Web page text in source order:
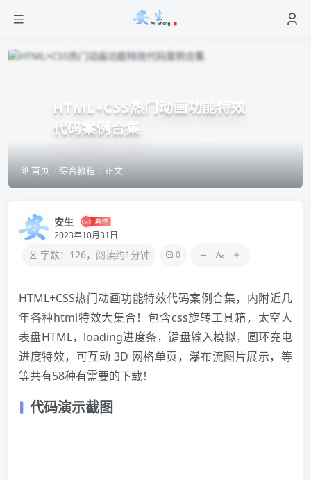
HTML+CSS热门动画功能特效
代码案例合集
首页 综合教程 正文
安生
2023年10月31日
字数：126，阅读约1分钟 0
HTML+CSS热门动画功能特效代码案例合集，内附近几
年各种html特效大集合！包含css旋转工具箱，太空人
表盘HTML，loading进度条，键盘输入模拟，圆环充电
进度特效，可互动 3D 网格单页，瀑布流图片展示，等
等共有58种有需要的下载！
代码演示截图